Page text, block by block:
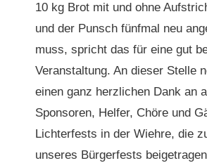
10 kg Brot mit und ohne
und der Punsch fünfmal neu
muss, spricht das für eine gut
Veranstaltung. An dieser Stelle
einen ganz herzlichen Dank an
Sponsoren, Helfer, Chöre und
Lichterfests in der Wiehre, die
unseres Bürgerfests